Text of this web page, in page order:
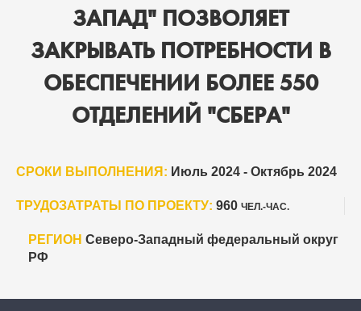
ЗАПАД" ПОЗВОЛЯЕТ
ЗАКРЫВАТЬ ПОТРЕБНОСТИ В
ОБЕСПЕЧЕНИИ БОЛЕЕ 550
ОТДЕЛЕНИЙ "СБЕРА"
СРОКИ ВЫПОЛНЕНИЯ: Июль 2024 - Октябрь 2024
ТРУДОЗАТРАТЫ ПО ПРОЕКТУ: 960 ЧЕЛ.-ЧАС.
РЕГИОН Северо-Западный федеральный округ
РФ